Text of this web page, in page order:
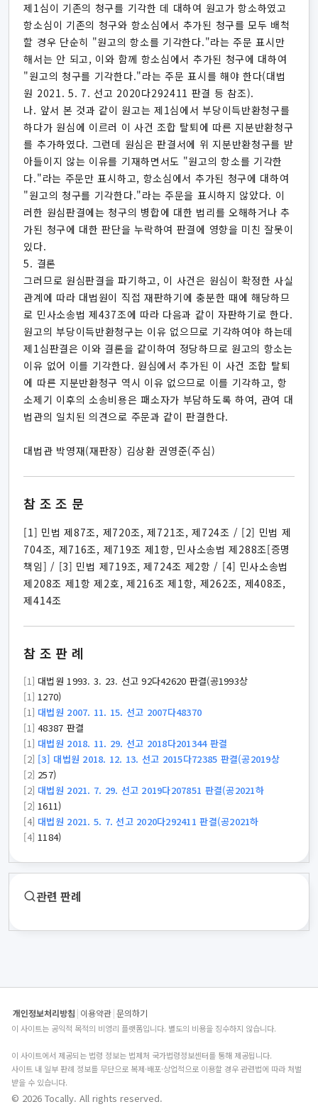
제1심이 기존의 청구를 기각한 데 대하여 원고가 항소하였고
항소심이 기존의 청구와 항소심에서 추가된 청구를 모두 배척
할 경우 단순히 "원고의 항소를 기각한다."라는 주문 표시만
해서는 안 되고, 이와 함께 항소심에서 추가된 청구에 대하여
"원고의 청구를 기각한다."라는 주문 표시를 해야 한다(대법
원 2021. 5. 7. 선고 2020다292411 판결 등 참조).
나. 앞서 본 것과 같이 원고는 제1심에서 부당이득반환청구를
하다가 원심에 이르러 이 사건 조합 탈퇴에 따른 지분반환청구
를 추가하였다. 그런데 원심은 판결서에 위 지분반환청구를 받
아들이지 않는 이유를 기재하면서도 "원고의 항소를 기각한
다."라는 주문만 표시하고, 항소심에서 추가된 청구에 대하여
"원고의 청구를 기각한다."라는 주문을 표시하지 않았다. 이
러한 원심판결에는 청구의 병합에 대한 법리를 오해하거나 추
가된 청구에 대한 판단을 누락하여 판결에 영향을 미친 잘못이
있다.
5. 결론
그러므로 원심판결을 파기하고, 이 사건은 원심이 확정한 사실
관계에 따라 대법원이 직접 재판하기에 충분한 때에 해당하므
로 민사소송법 제437조에 따라 다음과 같이 자판하기로 한다.
원고의 부당이득반환청구는 이유 없으므로 기각하여야 하는데
제1심판결은 이와 결론을 같이하여 정당하므로 원고의 항소는
이유 없어 이를 기각한다. 원심에서 추가된 이 사건 조합 탈퇴
에 따른 지분반환청구 역시 이유 없으므로 이를 기각하고, 항
소제기 이후의 소송비용은 패소자가 부담하도록 하여, 관여 대
법관의 일치된 의견으로 주문과 같이 판결한다.
대법관 박영재(재판장) 김상환 권영준(주심)
참조조문
[1] 민법 제87조, 제720조, 제721조, 제724조 / [2] 민법 제
704조, 제716조, 제719조 제1항, 민사소송법 제288조[증명
책임] / [3] 민법 제719조, 제724조 제2항 / [4] 민사소송법
제208조 제1항 제2호, 제216조 제1항, 제262조, 제408조,
제414조
참조판례
[1] 대법원 1993. 3. 23. 선고 92다42620 판결(공1993상
[1] 1270)
[1] 대법원 2007. 11. 15. 선고 2007다48370
[1] 48387 판결
[1] 대법원 2018. 11. 29. 선고 2018다201344 판결
[2] [3] 대법원 2018. 12. 13. 선고 2015다72385 판결(공2019상
[2] 257)
[2] 대법원 2021. 7. 29. 선고 2019다207851 판결(공2021하
[2] 1611)
[4] 대법원 2021. 5. 7. 선고 2020다292411 판결(공2021하
[4] 1184)
관련 판례
개인정보처리방침 | 이용약관|문의하기
이 사이트는 공익적 목적의 비영리 플랫폼입니다. 별도의 비용을 징수하지 않습니다.
이 사이트에서 제공되는 법령 정보는 법제처 국가법령정보센터를 통해 제공됩니다.
사이트 내 일부 판례 정보를 무단으로 복제·배포·상업적으로 이용할 경우 관련법에 따라 처벌
받을 수 있습니다.
© 2026 Tocally. All rights reserved.